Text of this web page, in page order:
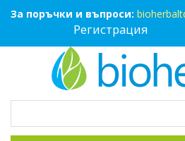
За поръчки и въпроси:
Регистрация